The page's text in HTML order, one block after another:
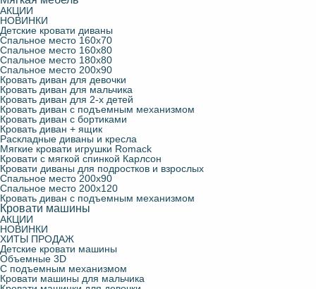
АКЦИИ
НОВИНКИ
Детские кровати диваны
Спальное место 160х70
Спальное место 160х80
Спальное место 180х80
Спальное место 200х90
Кровать диван для девочки
Кровать диван для мальчика
Кровать диван для 2-х детей
Кровать диван с подъемным механизмом
Кровать диван с бортиками
Кровать диван + ящик
Раскладные диваны и кресла
Мягкие кровати игрушки Romack
Кровати с мягкой спинкой Карлсон
Кровати диваны для подростков и взрослых
Спальное место 200х90
Спальное место 200х120
Кровать диван с подъемным механизмом
Кровати машины
АКЦИИ
НОВИНКИ
ХИТЫ ПРОДАЖ
Детские кровати машины
Объемные 3D
С подъемным механизмом
Кровати машины для мальчика